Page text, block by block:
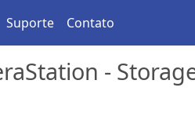
Suporte Contato
-